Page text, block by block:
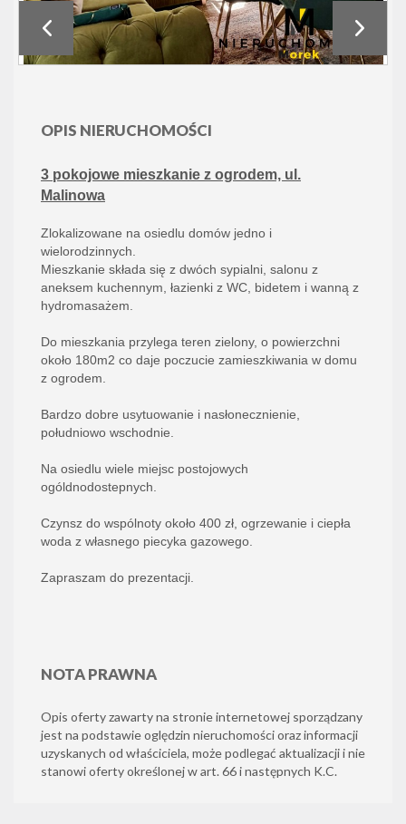
OPIS NIERUCHOMOŚCI
3 pokojowe mieszkanie z ogrodem, ul.
Malinowa
Zlokalizowane na osiedlu domów jedno i
wielorodzinnych.
Mieszkanie składa się z dwóch sypialni, salonu z
aneksem kuchennym, łazienki z WC, bidetem i wanną z
hydromasażem.
Do mieszkania przylega teren zielony, o powierzchni
około 180m2 co daje poczucie zamieszkiwania w domu
z ogrodem.
Bardzo dobre usytuowanie i nasłonecznienie,
południowo wschodnie.
Na osiedlu wiele miejsc postojowych
ogóldnodostepnych.
Czynsz do wspólnoty około 400 zł, ogrzewanie i ciepła
woda z własnego piecyka gazowego.
Zapraszam do prezentacji.
NOTA PRAWNA
Opis oferty zawarty na stronie internetowej sporządzany
jest na podstawie oględzin nieruchomości oraz informacji
uzyskanych od właściciela, może podlegać aktualizacji i nie
stanowi oferty określonej w art. 66 i następnych K.C.